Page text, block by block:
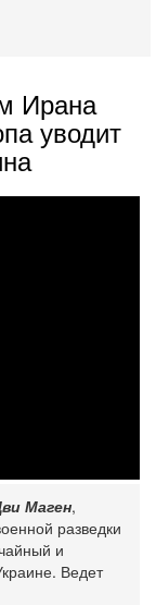
Ирана
уводит
Маген,
разведки
и
Ведет